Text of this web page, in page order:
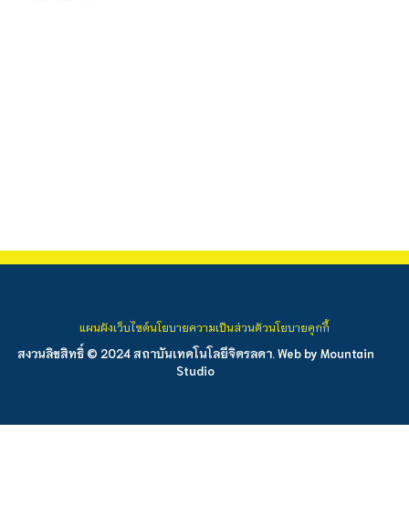
สงวนลิขสิทธิ์ © 2024 สถาบันเทคโนโลยีจิตรลดา. Web by Mountain
Studio
แผนผังเว็บไซต์นโยบายความเป็นส่วนตัวนโยบายคุกกี้